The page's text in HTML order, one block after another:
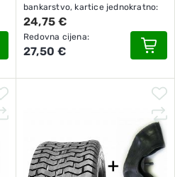
bankarstvo, kartice jednokratno:
24,75 €
Redovna cijena:
27,50 €